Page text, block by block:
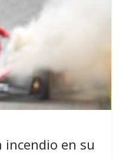
incendio en su